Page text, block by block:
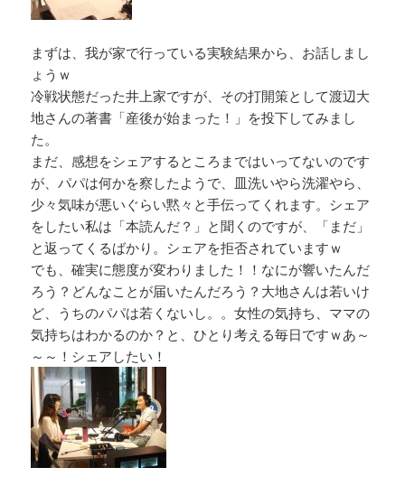
まずは、我が家で行っている実験結果から、お話しまし
ょうｗ
冷戦状態だった井上家ですが、その打開策として渡辺大
地さんの著書「産後が始まった！」を投下してみまし
た。
まだ、感想をシェアするところまではいってないのです
が、パパは何かを察したようで、皿洗いやら洗濯やら、
少々気味が悪いぐらい黙々と手伝ってくれます。シェア
をしたい私は「本読んだ？」と聞くのですが、「まだ」
と返ってくるばかり。シェアを拒否されていますｗ
でも、確実に態度が変わりました！！なにが響いたんだ
ろう？どんなことが届いたんだろう？大地さんは若いけ
ど、うちのパパは若くないし。。女性の気持ち、ママの
気持ちはわかるのか？と、ひとり考える毎日ですｗあ～
～～！シェアしたい！